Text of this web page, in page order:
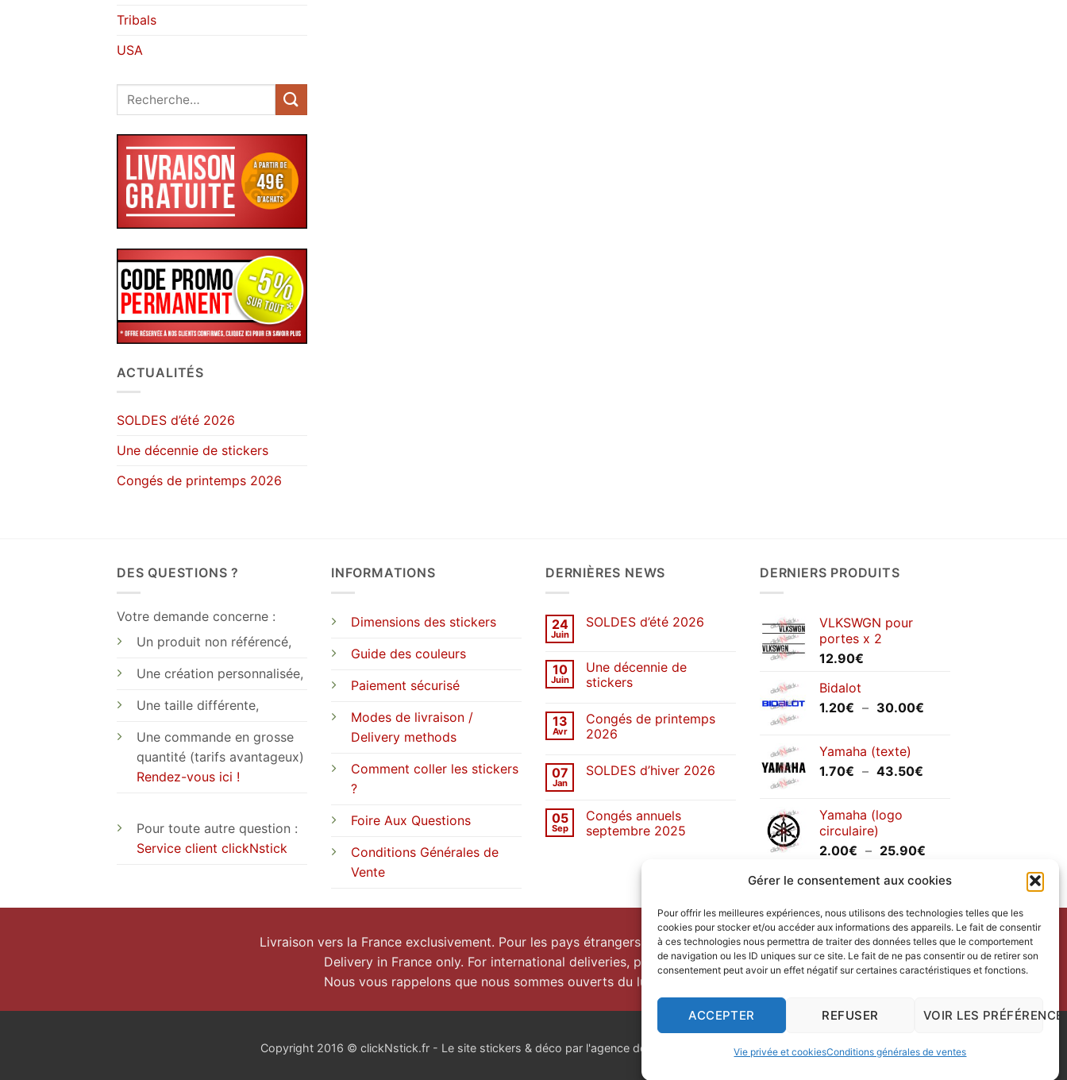
Gérer le consentement aux cookies
Pour offrir les meilleures expériences, nous utilisons des technologies telles que les
cookies pour stocker et/ou accéder aux informations des appareils. Le fait de consentir
à ces technologies nous permettra de traiter des données telles que le comportement
de navigation ou les ID uniques sur ce site. Le fait de ne pas consentir ou de retirer son
consentement peut avoir un effet négatif sur certaines caractéristiques et fonctions.
ACCEPTER REFUSER VOIR LES
Vie privée et cookiesConditions générales de ventes
Tribals
USA
Recherche
ACTUALITÉS
SOLDES d’été 2026
Une décennie de stickers
Congés de printemps 2026
DES QUESTIONS ?
Votre demande concerne :
Un produit non référencé,
Une création personnalisée,
Une taille différente,
Une commande en grosse
quantité (tarifs avantageux)
Rendez-vous ici !
Pour toute autre question :
Service client clickNstick
INFORMATIONS
Dimensions des stickers
Guide des couleurs
Paiement sécurisé
Modes de livraison /
Delivery methods
Comment coller les stickers
?
Foire Aux Questions
Conditions Générales de
Vente
DERNIÈRES NEWS
24
Juin
SOLDES d’été 2026
SOLDES
d’été
2026
10
Juin
Une décennie de
stickers
sur
Une
décennie
13
Avr
Congés de printemps
2026
sur
2026
07
Jan
SOLDES d’hiver 2026
SOLDES
d’hiver
2026
05
Sep
Congés annuels
septembre 2025
2025
DERNIERS PRODUITS
VLKSWGN pour
portes x 2
12.90€
Bidalot
1.20€ – 30.00€
Yamaha (texte)
1.70€ – 43.50€
43.50€
Yamaha (logo
circulaire)
2.00€ – 25.90€
prix :
à
25.90€
Livraison vers la France exclusivement. Pour les pays étrangers, prenezcontactavec nous.
Delivery in France only. For international deliveries, pleasecontact us.
Nous vous rappelons que nous sommes ouverts du lundi au vendredi.
Copyright 2016 © clickNstick.fr - Le site stickers & déco par l'agence de publicité nk Design |